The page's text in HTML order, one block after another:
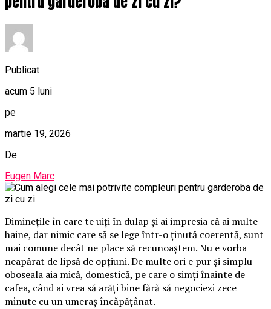
Publicat
acum 5 luni
pe
martie 19, 2026
De
Eugen Marc
Diminețile în care te uiți în dulap și ai impresia că ai multe
haine, dar nimic care să se lege într-o ținută coerentă, sunt
mai comune decât ne place să recunoaștem. Nu e vorba
neapărat de lipsă de opțiuni. De multe ori e pur și simplu
oboseala aia mică, domestică, pe care o simți înainte de
cafea, când ai vrea să arăți bine fără să negociezi zece
minute cu un umeraș încăpățânat.